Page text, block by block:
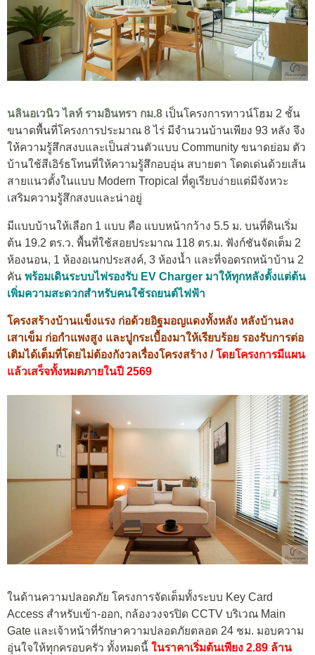
นลินอเวนิว ไลท์ รามอินทรา กม.8 เป็นโครงการทาวน์โฮม 2 ชั้น
ขนาดพื้นที่โครงการประมาณ 8 ไร่ มีจำนวนบ้านเพียง 93 หลัง จึง
ให้ความรู้สึกสงบและเป็นส่วนตัวแบบ Community ขนาดย่อม ตัว
บ้านใช้สีเอิร์ธโทนที่ให้ความรู้สึกอบอุ่น สบายตา โดดเด่นด้วยเส้น
สายแนวตั้งในแบบ Modern Tropical ที่ดูเรียบง่ายแต่มีจังหวะ
เสริมความรู้สึกสงบและน่าอยู่
มีแบบบ้านให้เลือก 1 แบบ คือ แบบหน้ากว้าง 5.5 ม. บนที่ดินเริ่ม
ต้น 19.2 ตร.ว. พื้นที่ใช้สอยประมาณ 118 ตร.ม. ฟังก์ชันจัดเต็ม 2
ห้องนอน, 1 ห้องอเนกประสงค์, 3 ห้องน้ำ และที่จอดรถหน้าบ้าน 2
คัน พร้อมเดินระบบไฟรองรับ EV Charger มาให้ทุกหลังตั้งแต่ต้น
เพิ่มความสะดวกสำหรับคนใช้รถยนต์ไฟฟ้า
โครงสร้างบ้านแข็งแรง ก่อด้วยอิฐมอญแดงทั้งหลัง หลังบ้านลง
เสาเข็ม ก่อกำแพงสูง และปูกระเบื้องมาให้เรียบร้อย รองรับการต่อ
เติมได้เต็มที่โดยไม่ต้องกังวลเรื่องโครงสร้าง / โดยโครงการมีแผน
แล้วเสร็จทั้งหมดภายในปี 2569
ในด้านความปลอดภัย โครงการจัดเต็มทั้งระบบ Key Card
Access สำหรับเข้า-ออก, กล้องวงจรปิด CCTV บริเวณ Main
Gate และเจ้าหน้าที่รักษาความปลอดภัยตลอด 24 ชม. มอบความ
อุ่นใจให้ทุกครอบครัว ทั้งหมดนี้ ในราคาเริ่มต้นเพียง 2.89 ล้าน